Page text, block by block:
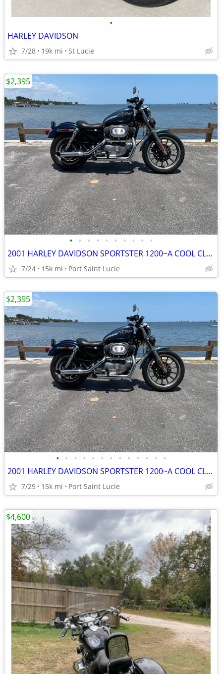
•
HARLEY DAVIDSON
7/28 19k mi St Lucie
• • • • • • • • • •
2001 HARLEY DAVIDSON SPORTSTER 1200~A COOL CLASIC FOR $2395.
7/24 15k mi Port Saint Lucie
$2,395
• • • • • • • • • • • • •
2001 HARLEY DAVIDSON SPORTSTER 1200~A COOL CLASIC FOR $2395.
7/29 15k mi Port Saint Lucie
$2,395
$4,600